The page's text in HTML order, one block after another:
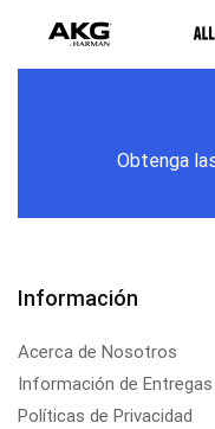
Obtenga
Información
Acerca de Nosotros
Información de Entregas
Políticas de Privacidad